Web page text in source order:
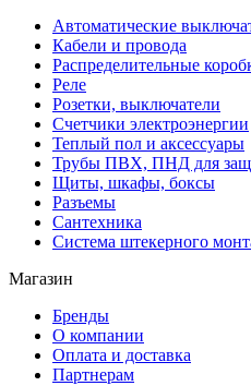
Автоматические
Кабели и провода
Распределительные
Реле
Розетки, выключатели
Счетчики электроэнергии
Теплый пол и аксессуары
Трубы ПВХ, ПНД для
Щиты, шкафы, боксы
Разъемы
Сантехника
Система штекерного
Магазин
Бренды
О компании
Оплата и доставка
Партнерам